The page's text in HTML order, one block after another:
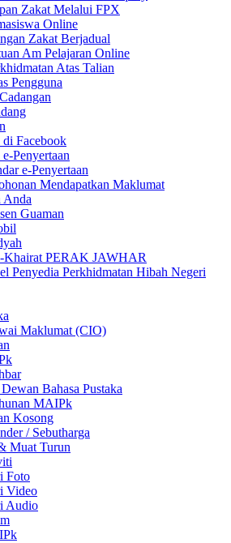
Zakat Melalui FPX
Online
Zakat Berjadual
Am Pelajaran Online
Atas Talian
Pengguna
Facebook
Penyertaan
e-Penyertaan
Mendapatkan Maklumat
Anda
Guaman
Khairat PERAK JAWHAR
Penyedia Perkhidmatan Hibah Negeri
Maklumat (CIO)
Bahasa Pustaka
MAIPk
Kosong
/ Sebutharga
Muat Turun
Foto
Video
Audio